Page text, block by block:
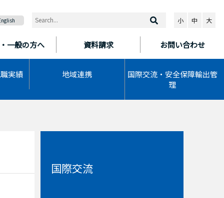
一般の方へ 資料請求 お問い合わせ
実績 地域連携
国際交流・安全保障輸出管
理
小 中 大
国際交流